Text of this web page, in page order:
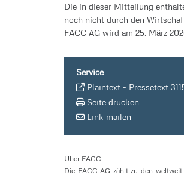
Die in dieser Mitteilung
noch nicht durch den
FACC AG wird am 25. März
Service
Plaintext - Pressetext
Seite drucken
Link mailen
Über FACC
Die FACC AG zählt zu den